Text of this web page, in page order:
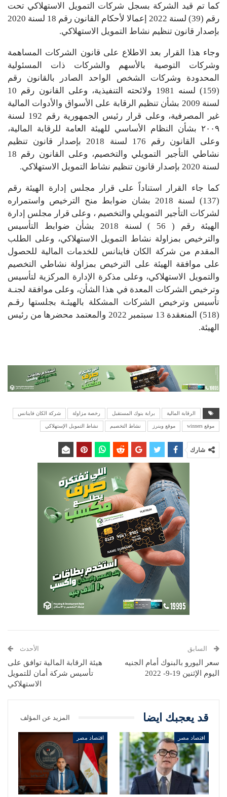
كما تم قيد الشركة بسجل شركات التمويل الاستهلاكي تحت
رقم (39) لسنة 2022 إعمالا لأحكام القانون رقم 18 لسنة 2020
بإصدار قانون تنظيم نشاط التمويل الاستهلاكي.
وجاء هذا القرار بعد الاطلاع على قانون الشركات المساهمة
وشركات التوصية بالأسهم والشركات ذات المسئولية
المحدودة وشركات الشخص الواحد الصادر بالقانون رقم
(159) لسنه 1981 ولائحته التنفيذية، وعلى القانون رقم 10
لسنة 2009 بشأن تنظيم الرقابة على الأسواق والأدوات المالية
غير المصرفية، وعلى قرار رئيس الجمهورية رقم 192 لسنة
٢٠٠٩ بشأن النظام الأساسي للهيئة العامة للرقابة المالية،
وعلى القانون رقم 176 لسنة 2018 بإصدار قانون تنظيم
نشاطي التأجير التمويلي والتخصيم، وعلى القانون رقم 18
لسنة 2020 بإصدار قانون تنظيم نشاط التمويل الاستهلاكي.
كما جاء القرار استناداً على قرار مجلس إدارة الهيئة رقم
(137) لسنة 2018 بشان ضوابط منح الترخيص واستمراره
لشركات التأجير التمويلي والتخصيم ، وعلى قرار مجلس إدارة
الهيئة رقم ( 56 ) لسنة 2018 بشأن ضوابط التأسيس
والترخيص بمزاولة نشاط التمويل الاستهلاكي، وعلى الطلب
المقدم من شركة الكان فاينانس للخدمات المالية للحصول
على موافقة الهيئة على الترخيص بمزاولة نشاطي التخصيم
والتمويل الاستهلاكي، وعلى مذكرة الإدارة المركزية لتأسيس
وترخيص الشركات المعدة في هذا الشأن، وعلى موافقة لجنـة
تأسيس وترخيص الشركات المشكلة بالهيئـة بجلستها رقـم
(518) المنعقدة 13 سبتمبر 2022 والمعتمد محضرها من رئيس
الهيئة.
الرقابة المالية برابة بنوك المستقبل رخصة مزاولة شركة الكان فاينانس
موقع winners موقع وينرز نشاط التخصيم نشاط التمويل الإستهلاكي
شارك
السابق
سعر اليورو بالبنوك أمام الجنيه
اليوم الإثنين 19-9- 2022
الأحدث
هيئة الرقابة المالية توافق على
تأسيس شركة أمان للتمويل
الاستهلاكي
قد يعجبك ايضا المزيد عن المؤلف
اقتصاد مصر اقتصاد مصر